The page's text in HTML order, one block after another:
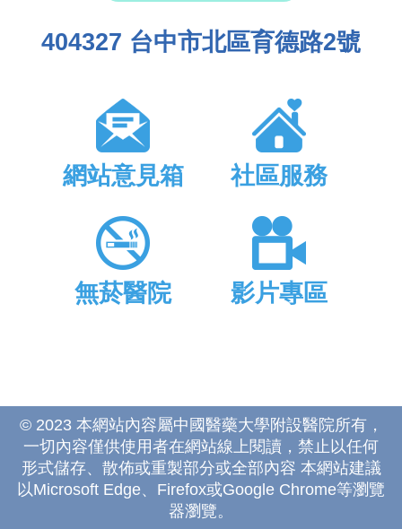
404327 台中市北區育德路2號
網站意見箱 社區服務
無菸醫院 影片專區
© 2023 本網站內容屬中國醫藥大學附設醫院所有，
一切內容僅供使用者在網站線上閱讀，禁止以任何
形式儲存、散佈或重製部分或全部內容 本網站建議
以Microsoft Edge、Firefox或Google Chrome等瀏覽
器瀏覽。